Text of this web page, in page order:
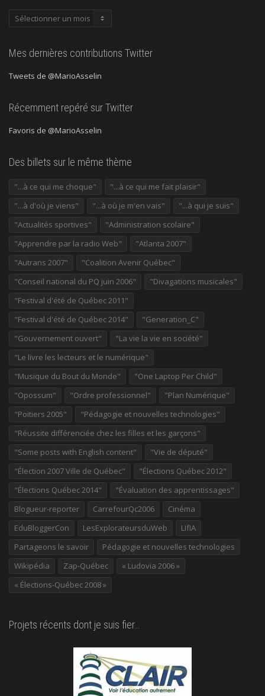
Publications
Mes dernières contributions Twitter
Tweets de @MarioAsselin
Récemment repéré sur Twitter
Favoris de @MarioAsselin
Des billets sur le même thème
"...à ce qui me choque"
"...à ce qui me fait plaisir"
"...à d'où je viens"
"...à où je m'en vais"
"...à qui je suis"
"Actualités sportives"
"Administration scolaire"
"Apprendre par la radio Web"
"Atlanta 2007"
"Autrans 2007"
"Coalition Avenir Québec"
"Conseil national du PQ juin 2006"
"Divagations musicales"
"Festival d'été de Québec 2011"
"Festival d'été de Québec 2014"
"Generation_C"
"Gouvernement ouvert"
"La vie la vie en société"
"Le livre les lecteurs et le numérique"
"Musique du Bout du Monde"
"One Laptop Per Child"
"Opossum"
"Ordre professionnel"
"Plan Numérique"
"Poitiers 2005"
"Pédagogie et nouvelles technologies"
"Réussite différenciée chez les filles et les garçons"
"Some posts with English content"
"Vie de député"
"Élection 2007 Ville de Québec"
"Élections Québec 2012"
"Élections Québec 2014"
"Évaluation des apprentissages"
Blogueur-reporter
CarrefourQc2006
Cinéma
EduBloggerCon
LesExplorateursduWeb
LIfIA
Partageons le savoir
Pédagogie et nouvelles technologies
Wikipédia
Zap-Québec
« Ludovia 2006 »
« Élections-Québec 2008 »
Projets récents dont je suis fier…